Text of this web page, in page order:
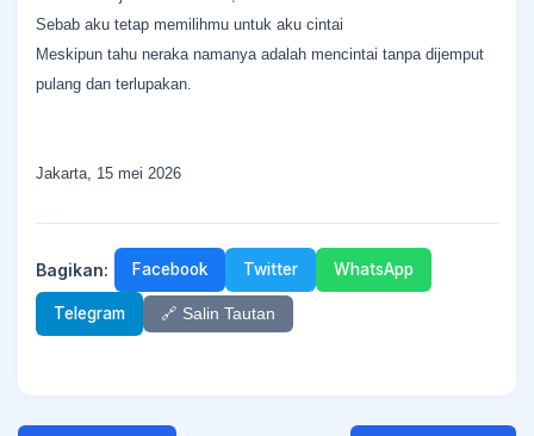
Sebab aku tetap memilihmu untuk aku cintai
Meskipun tahu neraka namanya adalah mencintai tanpa dijemput
pulang dan terlupakan.
Jakarta, 15 mei 2026
Bagikan: Facebook Twitter WhatsApp
Telegram 🔗 Salin Tautan